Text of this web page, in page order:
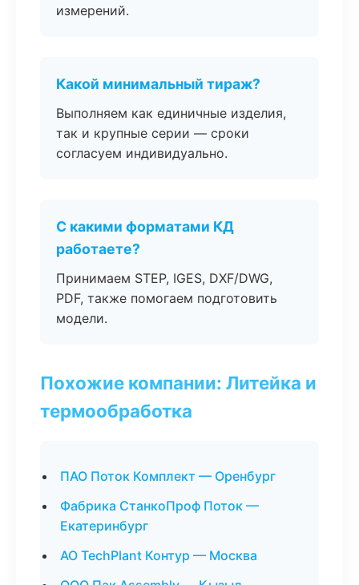
измерений.
Какой минимальный тираж?
Выполняем как единичные изделия,
так и крупные серии — сроки
согласуем индивидуально.
С какими форматами КД
работаете?
Принимаем STEP, IGES, DXF/DWG,
PDF, также помогаем подготовить
модели.
Похожие компании: Литейка и
термообработка
ПАО Поток Комплект — Оренбург
Фабрика СтанкоПроф Поток —
Екатеринбург
АО TechPlant Контур — Москва